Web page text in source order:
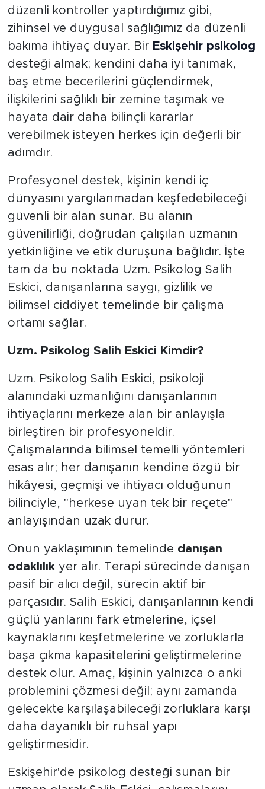
düzenli kontroller yaptırdığımız gibi,
zihinsel ve duygusal sağlığımız da düzenli
bakıma ihtiyaç duyar. Bir Eskişehir psikolog
desteği almak; kendini daha iyi tanımak,
baş etme becerilerini güçlendirmek,
ilişkilerini sağlıklı bir zemine taşımak ve
hayata dair daha bilinçli kararlar
verebilmek isteyen herkes için değerli bir
adımdır.
Profesyonel destek, kişinin kendi iç
dünyasını yargılanmadan keşfedebileceği
güvenli bir alan sunar. Bu alanın
güvenilirliği, doğrudan çalışılan uzmanın
yetkinliğine ve etik duruşuna bağlıdır. İşte
tam da bu noktada Uzm. Psikolog Salih
Eskici, danışanlarına saygı, gizlilik ve
bilimsel ciddiyet temelinde bir çalışma
ortamı sağlar.
Uzm. Psikolog Salih Eskici Kimdir?
Uzm. Psikolog Salih Eskici, psikoloji
alanındaki uzmanlığını danışanlarının
ihtiyaçlarını merkeze alan bir anlayışla
birleştiren bir profesyoneldir.
Çalışmalarında bilimsel temelli yöntemleri
esas alır; her danışanın kendine özgü bir
hikâyesi, geçmişi ve ihtiyacı olduğunun
bilinciyle, "herkese uyan tek bir reçete"
anlayışından uzak durur.
Onun yaklaşımının temelinde danışan
odaklılıkyer alır. Terapi sürecinde danışan
pasif bir alıcı değil, sürecin aktif bir
parçasıdır. Salih Eskici, danışanlarının kendi
güçlü yanlarını fark etmelerine, içsel
kaynaklarını keşfetmelerine ve zorluklarla
başa çıkma kapasitelerini geliştirmelerine
destek olur. Amaç, kişinin yalnızca o anki
problemini çözmesi değil; aynı zamanda
gelecekte karşılaşabileceği zorluklara karşı
daha dayanıklı bir ruhsal yapı
geliştirmesidir.
Eskişehir'de psikolog desteği sunan bir